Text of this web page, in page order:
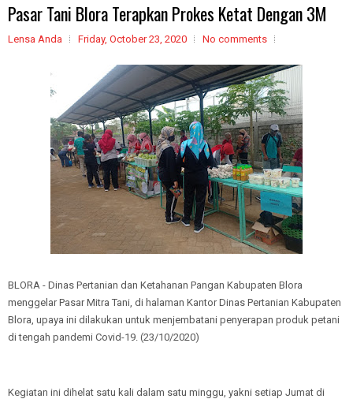
Pasar Tani Blora Terapkan Prokes Ketat Dengan 3M
Lensa Anda Friday, October 23, 2020 No comments
BLORA - Dinas Pertanian dan Ketahanan Pangan Kabupaten Blora
menggelar Pasar Mitra Tani, di halaman Kantor Dinas Pertanian Kabupaten
Blora, upaya ini dilakukan untuk menjembatani penyerapan produk petani
di tengah pandemi Covid-19. (23/10/2020)
Kegiatan ini dihelat satu kali dalam satu minggu, yakni setiap Jumat di